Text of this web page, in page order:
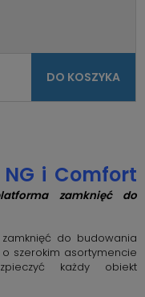
DO KOSZYKA
i Comfort
zamknięć do
do budowania
szerokim asortymencie
każdy obiekt